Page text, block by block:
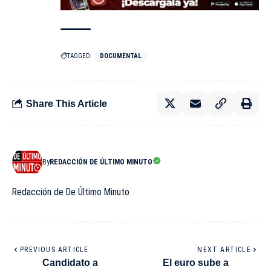
TAGGED: DOCUMENTAL
Share This Article
ByREDACCIÓN DE ÚLTIMO MINUTO
Redacción de De Último Minuto
PREVIOUS ARTICLE
Candidato a
NEXT ARTICLE
El euro sube a